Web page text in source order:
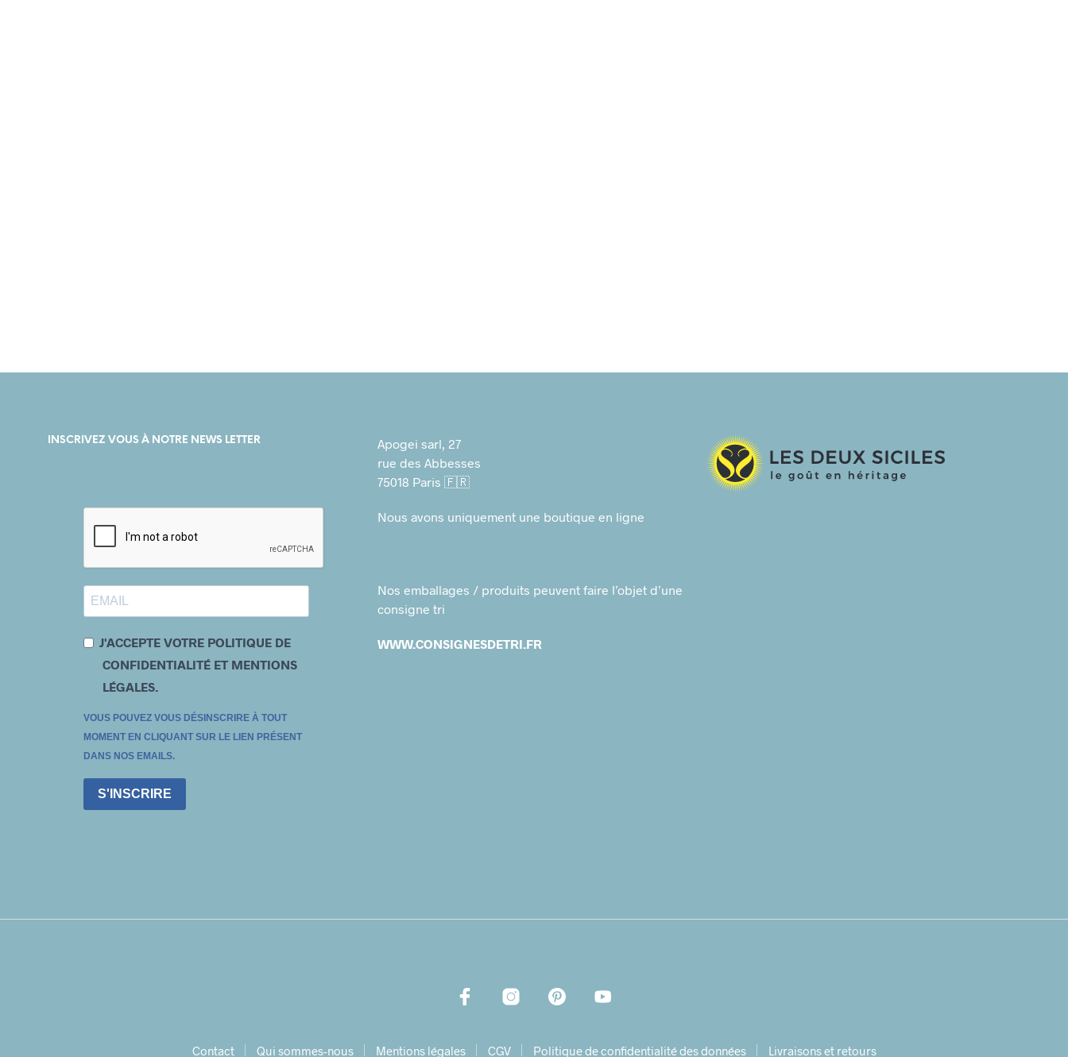
INSCRIVEZ VOUS À NOTRE NEWS LETTER
J'ACCEPTE VOTRE POLITIQUE DE
CONFIDENTIALITÉ ET MENTIONS
LÉGALES.
VOUS POUVEZ VOUS DÉSINSCRIRE À TOUT
MOMENT EN CLIQUANT SUR LE LIEN PRÉSENT
DANS NOS EMAILS.
S'INSCRIRE
Apogei sarl, 27
rue des Abbesses
75018 Paris 🇫🇷
Nous avons uniquement une boutique en ligne
Nos emballages / produits peuvent faire l’objet d’une
consigne tri
WWW.CONSIGNESDETRI.FR
Contact Qui sommes-nous Mentions légales CGV Politique de confidentialité des données Livraisons et retours